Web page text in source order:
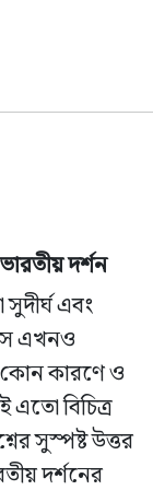
দর্শন
এবং
এখনও
কোন কারণে ও
এতো বিচিত্র
সুস্পষ্ট উত্তর
দর্শনের